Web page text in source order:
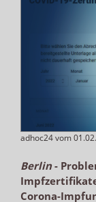
adhoc24 vom
Berlin-
Corona-